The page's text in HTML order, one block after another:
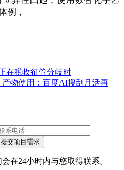
例，
在税收征管分歧时
产物使用：百度AI搜刮月活再
在24小时内与您取得联系。